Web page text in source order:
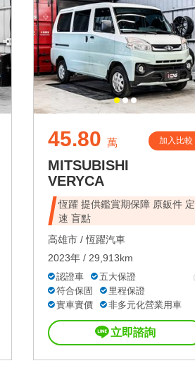
45.80 萬 加入比較
MITSUBISHI
VERYCA
恆躍 提供鑑賞期保障 原鈑件 定
速 盲點
高雄市 /恆躍汽車
2023年 / 29,913km
認證車
五大保證
符合保固
里程保證
實車實價
非多元化營業用車
立即諮詢